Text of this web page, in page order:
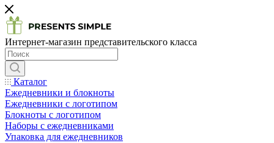
Интернет-магазин представительского класса
Каталог
Ежедневники и блокноты
Ежедневники с логотипом
Блокноты с логотипом
Наборы с ежедневниками
Упаковка для ежедневников